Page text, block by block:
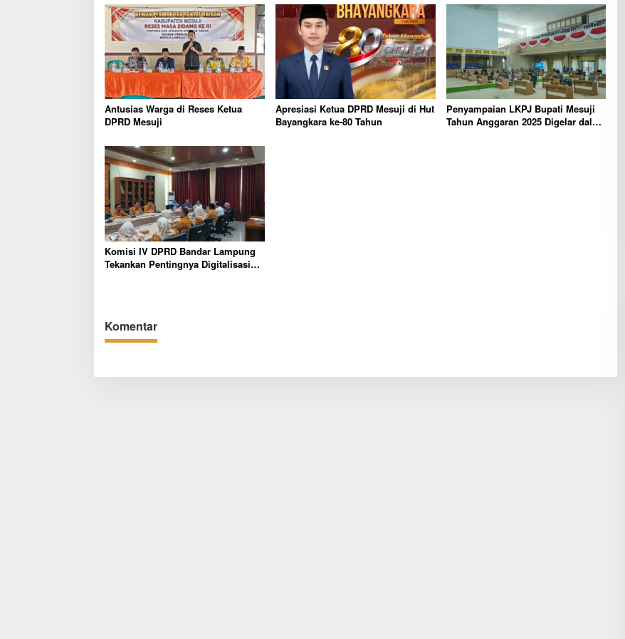
Antusias Warga di Reses Ketua
DPRD Mesuji
Apresiasi Ketua DPRD Mesuji di Hut
Bayangkara ke-80 Tahun
Penyampaian LKPJ Bupati Mesuji
Tahun Anggaran 2025 Digelar dalam
Komisi IV DPRD Bandar Lampung
Tekankan Pentingnya Digitalisasi
Komentar